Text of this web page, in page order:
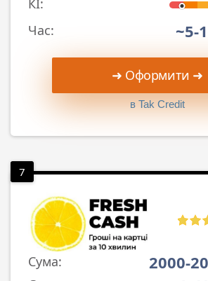
КІ:
Час:
~5-
➜ Оформити ➜
в Tak Credit
7
Сума: 2000-